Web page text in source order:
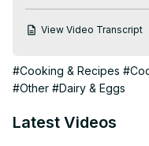
#ricotta #2ingredients
View Video Transcript
#Cooking & Recipes
#Other #Dairy & Eggs
Latest Videos